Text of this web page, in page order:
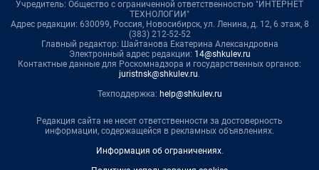
Учредитель: Общество с ограниченной ответственностью "ИНТЕРНЕТ
ТЕХНОЛОГИИ"
Адрес редакции: 630099, Россия, Новосибирск, ул. Ленина, д. 12, 6 этаж, 8
(383) 212-52-52
Главный редактор: Шайтанова Екатерина Александровна
Электронный адрес редакции: 14@shkulev.ru
Контактные данные для Роскомнадзора и государственных органов:
juristnsk@shkulev.ru.
Техподдержка: help@shkulev.ru
Редакция сайта не несет ответственности за достоверность
информации, содержащейся в рекламных объявлениях.
Информация об ограничениях.